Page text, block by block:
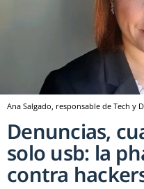
Ana Salgado, responsable de Tech y
Denuncias,
solo usb: la
contra